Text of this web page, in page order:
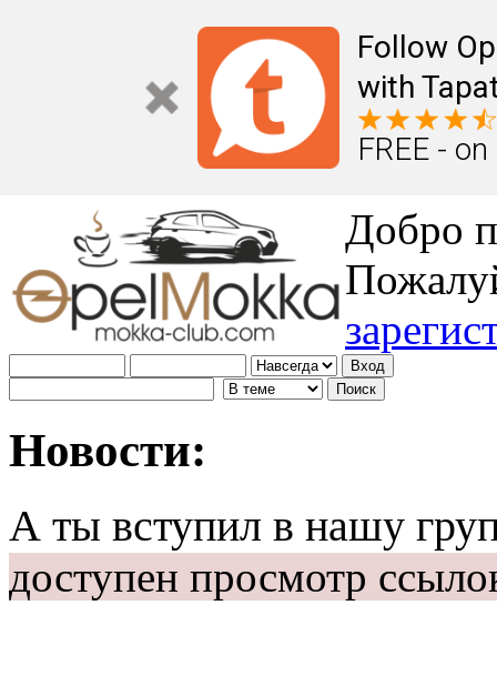
Follow
with
FREE -
Добро
Новости:
А ты вступил в нашу
доступен просмотр